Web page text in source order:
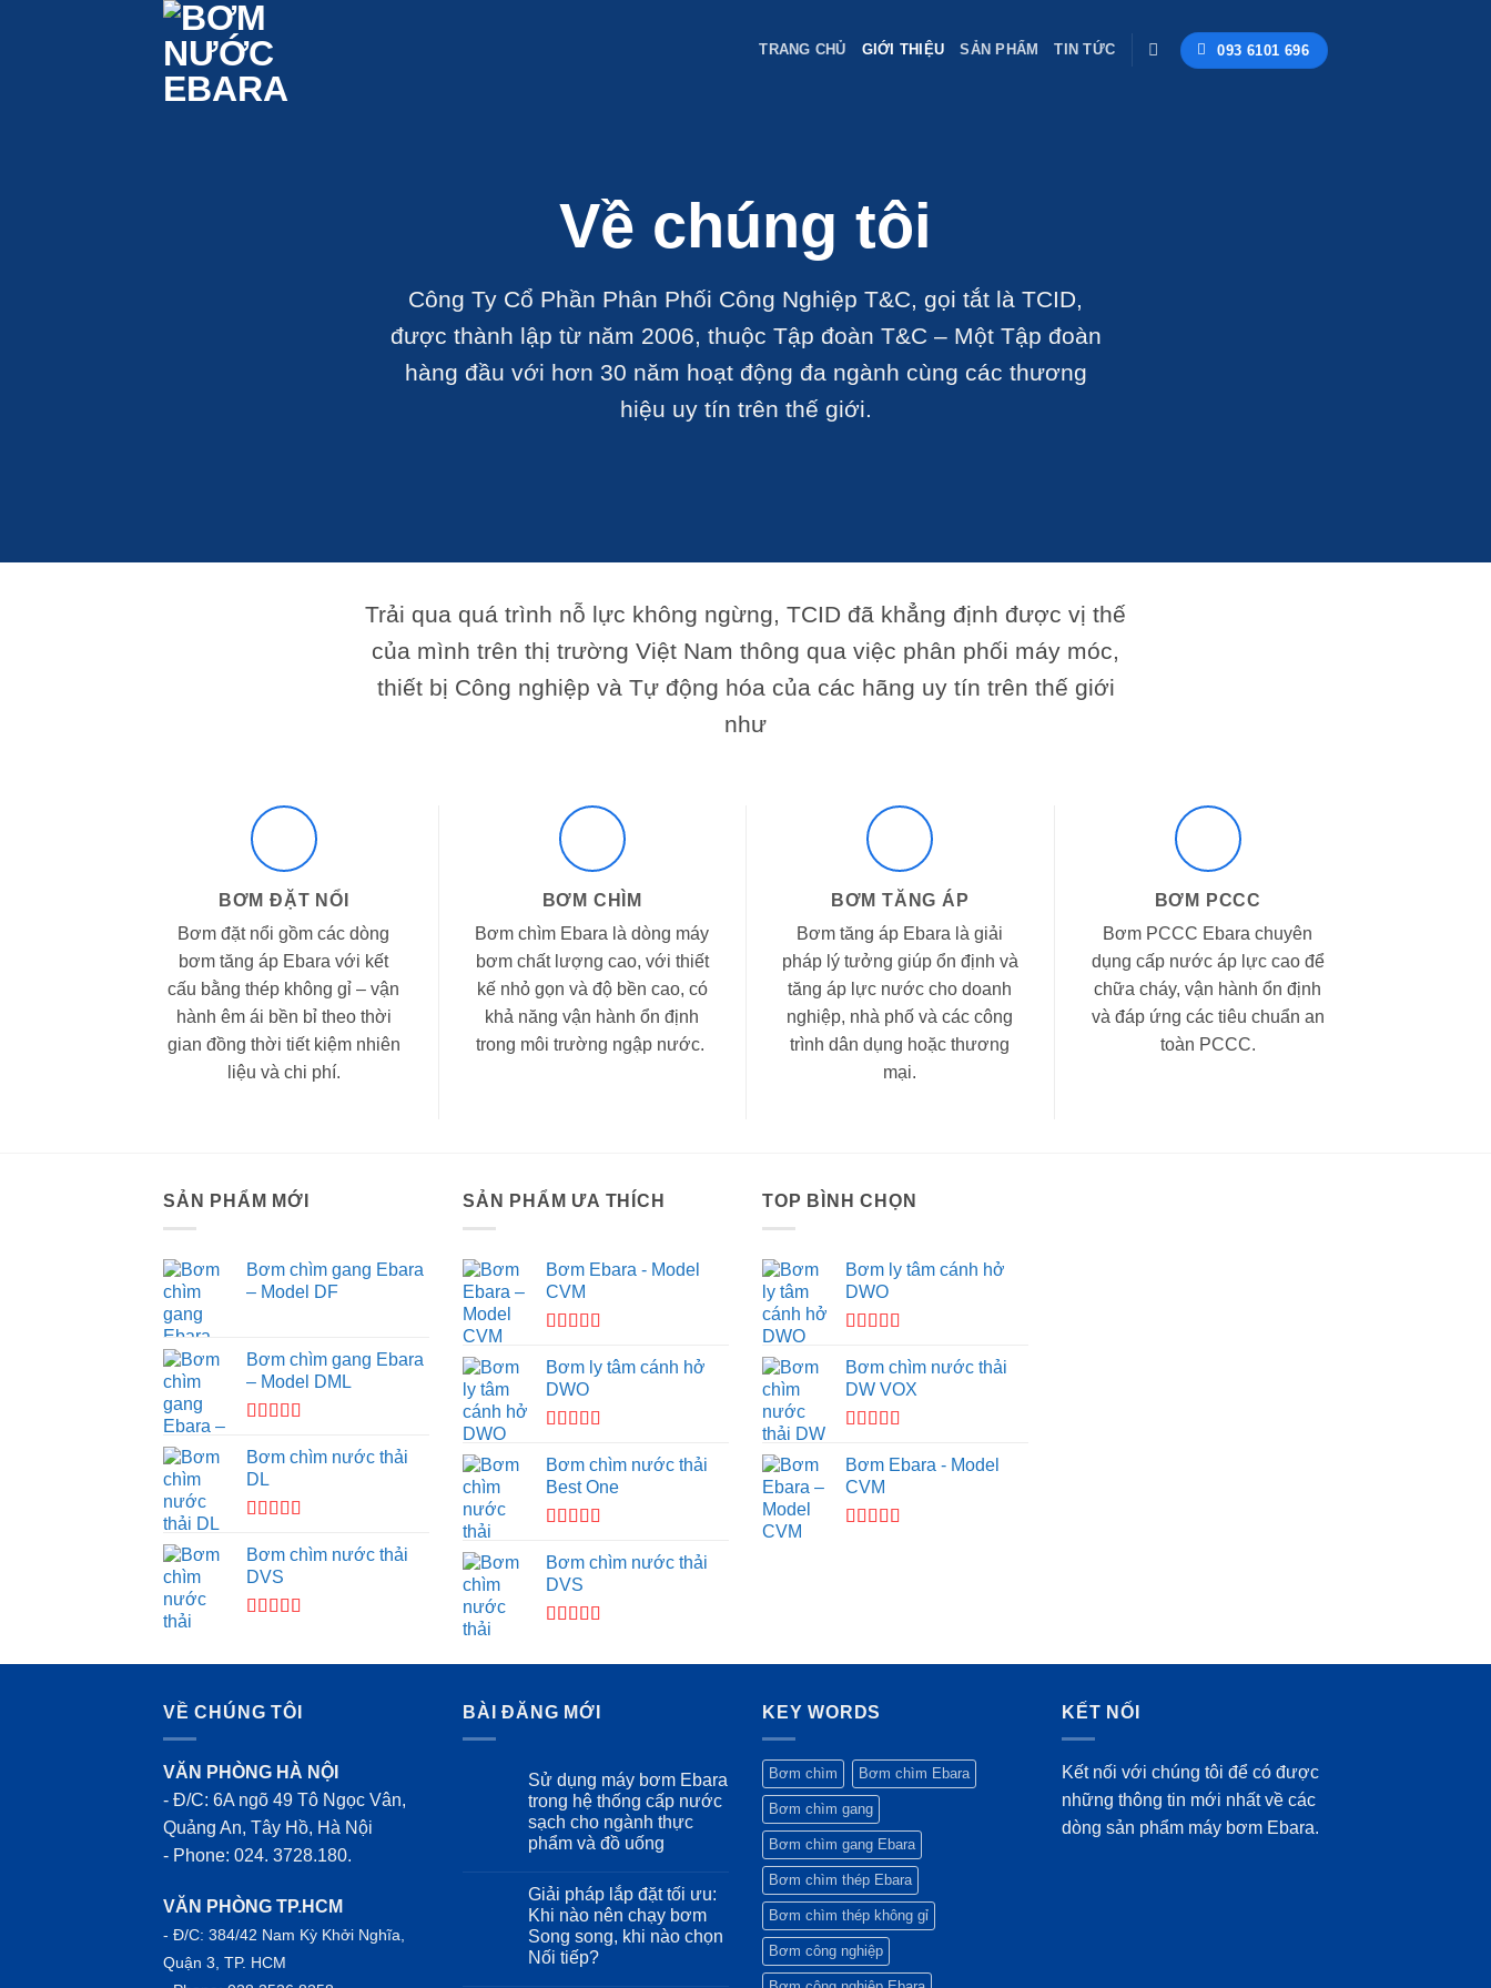
TRANG CHỦ GIỚI THIỆU SẢN PHẨM TIN TỨC 093 6101 696
Về chúng tôi
Công Ty Cổ Phần Phân Phối Công Nghiệp T&C, gọi tắt là TCID,
được thành lập từ năm 2006, thuộc Tập đoàn T&C – Một Tập đoàn
hàng đầu với hơn 30 năm hoạt động đa ngành cùng các thương
hiệu uy tín trên thế giới.
Trải qua quá trình nỗ lực không ngừng, TCID đã khẳng định được vị thế
của mình trên thị trường Việt Nam thông qua việc phân phối máy móc,
thiết bị Công nghiệp và Tự động hóa của các hãng uy tín trên thế giới
như
BƠM ĐẶT NỔI
Bơm đặt nổi gồm các dòng
bơm tăng áp Ebara với kết
cấu bằng thép không gỉ – vận
hành êm ái bền bỉ theo thời
gian đồng thời tiết kiệm nhiên
liệu và chi phí.
BƠM CHÌM
Bơm chìm Ebara là dòng máy
bơm chất lượng cao, với thiết
kế nhỏ gọn và độ bền cao, có
khả năng vận hành ổn định
trong môi trường ngập nước.
BƠM TĂNG ÁP
Bơm tăng áp Ebara là giải
pháp lý tưởng giúp ổn định và
tăng áp lực nước cho doanh
nghiệp, nhà phố và các công
trình dân dụng hoặc thương
mại.
BƠM PCCC
Bơm PCCC Ebara chuyên
dụng cấp nước áp lực cao để
chữa cháy, vận hành ổn định
và đáp ứng các tiêu chuẩn an
toàn PCCC.
SẢN PHẨM MỚI
Bơm chìm gang Ebara
– Model DF
Bơm chìm gang Ebara
– Model DML
xếp hạng
3.67
sao
Bơm chìm nước thải
DL
hạng 4.00
5 sao
Bơm chìm nước thải
DVS
hạng
sao
SẢN PHẨM ƯA THÍCH
Bơm Ebara - Model
CVM
hạng 4.33
5 sao
Bơm ly tâm cánh hở
DWO
hạng 5.005
sao
Bơm chìm nước thải
Best One
hạng 4.00
5 sao
Bơm chìm nước thải
DVS
sao
TOP BÌNH CHỌN
Bơm ly tâm cánh hở
DWO
hạng 5.005
sao
Bơm chìm nước thải
DW VOX
hạng 4.50
5 sao
Bơm Ebara - Model
CVM
VỀ CHÚNG TÔI
VĂN PHÒNG HÀ NỘI
- Đ/C: 6A ngõ 49 Tô Ngọc Vân,
Quảng An, Tây Hồ, Hà Nội
- Phone: 024. 3728.180.
VĂN PHÒNG TP.HCM
- Đ/C: 384/42 Nam Kỳ Khởi Nghĩa,
Quận 3, TP. HCM
BÀI ĐĂNG MỚI
Sử dụng máy bơm Ebara
trong hệ thống cấp nước
sạch cho ngành thực
phẩm và đồ uống
bình
luận
ở
Sử
dụng
máy
Giải pháp lắp đặt tối ưu:
Khi nào nên chạy bơm
Song song, khi nào chọn
Nối tiếp?
KEY WORDS
Bơm chìm Bơm chìm Ebara
Bơm chìm gang
Bơm chìm gang Ebara
Bơm chìm thép Ebara
Bơm chìm thép không gỉ
Bơm công nghiệp
KẾT NỐI
Kết nối với chúng tôi để có được
những thông tin mới nhất về các
dòng sản phẩm máy bơm Ebara.